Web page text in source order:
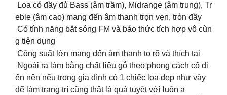
Loa có đầy đủ Bass (âm trầm), Midrange (âm trung), Tr
eble (âm cao) mang đến âm thanh trọn vẹn, tròn đầy
Có tính năng bắt sóng FM và báo thức tích hợp vô cùn
g tiện dụng
Công suất lớn mang đến âm thanh to rõ và thích tai
Ngoài ra làm bằng chất liệu gỗ theo phong cách cổ đi
ển nên nếu trong gia đình có 1 chiếc loa đẹp như vậy
để làm trang trí cũng thật là quá tuyệt vời luôn ạ